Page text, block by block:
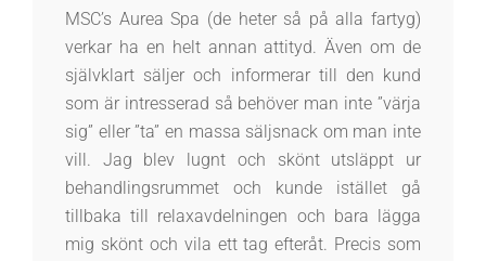
MSC’s Aurea Spa (de heter så på alla fartyg)
verkar ha en helt annan attityd. Även om de
självklart säljer och informerar till den kund
som är intresserad så behöver man inte ”värja
sig” eller ”ta” en massa säljsnack om man inte
vill. Jag blev lugnt och skönt utsläppt ur
behandlingsrummet och kunde istället gå
tillbaka till relaxavdelningen och bara lägga
mig skönt och vila ett tag efteråt. Precis som